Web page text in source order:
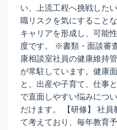
い、上流工程へ挑戦した
職リスクを気にすること
キャリアを形成し、可能
度です。 ※書類・面談審
康相談室社員の健康維持
が常駐しています。健康
と、出産や子育て、仕事
で直面しやすい悩みにつ
だけます。 【研修】 社員
て考えており、毎年教育